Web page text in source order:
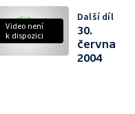
Video není
k dispozici
Další díl
30.
června
2004